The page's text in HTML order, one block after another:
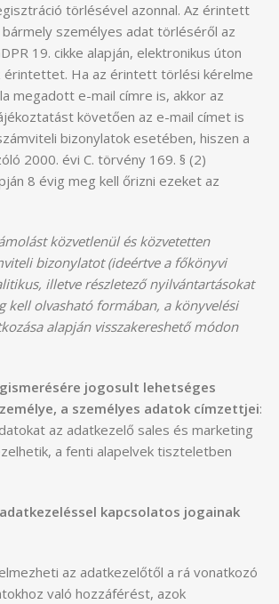
törlésével azonnal. Az érintett
személyes adat törléséről az
19. cikke alapján, elektronikus úton
érintettet. Ha az érintett törlési kérelme
megadott e-mail címre is, akkor az
követően az e-mail címet is
bizonylatok esetében, hiszen a
2000. évi C. törvény 169. § (2)
8 évig meg kell őrizni ezeket az
közvetlenül és közvetetten
bizonylatot (ideértve a főkönyvi
illetve részletező nyilvántartásokat
kell olvasható formában, a könyvelési
alapján visszakereshető módon
jogosult lehetséges
a személyes adatok címzettjei:
az adatkezelő sales és marketing
a fenti alapelvek tiszteletben
kapcsolatos jogainak
az adatkezelőtől a rá vonatkozó
való hozzáférést, azok